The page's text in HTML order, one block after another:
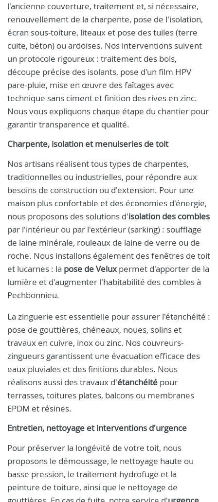
l'ancienne couverture, traitement et, si nécessaire,
renouvellement de la charpente, pose de l'isolation,
écran sous-toiture, liteaux et pose des tuiles (terre
cuite, béton) ou ardoises. Nos interventions suivent
un protocole rigoureux : traitement des bois,
découpe précise des isolants, pose d'un film HPV
pare-pluie, mise en œuvre des faîtages avec
technique sans ciment et finition des rives en zinc.
Nous vous expliquons chaque étape du chantier pour
garantir transparence et qualité.
Charpente, isolation et menuiseries de toit
Nos artisans réalisent tous types de charpentes,
traditionnelles ou industrielles, pour répondre aux
besoins de construction ou d'extension. Pour une
maison plus confortable et des économies d'énergie,
nous proposons des solutions d'isolation des combles
par l'intérieur ou par l'extérieur (sarking) : soufflage
de laine minérale, rouleaux de laine de verre ou de
roche. Nous installons également des fenêtres de toit
et lucarnes : la pose de Veluxpermet d'apporter de la
lumière et d'augmenter l'habitabilité des combles à
Pechbonnieu.
La zinguerie est essentielle pour assurer l'étanchéité :
pose de gouttières, chéneaux, noues, solins et
travaux en cuivre, inox ou zinc. Nos couvreurs-
zingueurs garantissent une évacuation efficace des
eaux pluviales et des finitions durables. Nous
réalisons aussi des travaux d'étanchéité pour
terrasses, toitures plates, balcons ou membranes
EPDM et résines.
Entretien, nettoyage et interventions d'urgence
Pour préserver la longévité de votre toit, nous
proposons le démoussage, le nettoyage haute ou
basse pression, le traitement hydrofuge et la
peinture de toiture, ainsi que le nettoyage de